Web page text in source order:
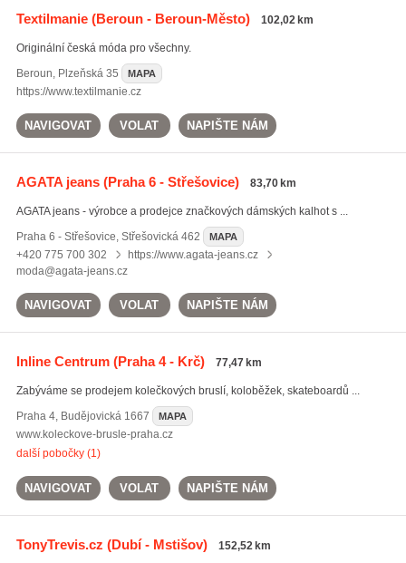
Textilmanie(Beroun - Beroun-Město) 102,02 km
Originální česká móda pro všechny.
Beroun, Plzeňská 35 MAPA
https://www.textilmanie.cz
NAVIGOVAT VOLAT NAPIŠTE NÁM
AGATA jeans(Praha 6 - Střešovice) 83,70 km
AGATA jeans - výrobce a prodejce značkových dámských kalhot s ...
Praha 6 - Střešovice, Střešovická 462 MAPA
+420 775 700 302
https://www.agata-jeans.cz
moda@agata-jeans.cz
NAVIGOVAT VOLAT NAPIŠTE NÁM
Inline Centrum(Praha 4 - Krč) 77,47 km
Zabýváme se prodejem kolečkových bruslí, koloběžek, skateboardů ...
Praha 4, Budějovická 1667 MAPA
www.koleckove-brusle-praha.cz
další pobočky (1)
NAVIGOVAT VOLAT NAPIŠTE NÁM
TonyTrevis.cz (Dubí - Mstišov) 152,52 km